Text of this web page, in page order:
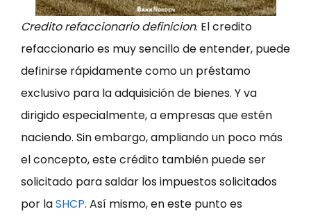
Credito refaccionario definicion. El credito
refaccionario es muy sencillo de entender, puede
definirse rápidamente como un préstamo
exclusivo para la adquisición de bienes. Y va
dirigido especialmente, a empresas que estén
naciendo. Sin embargo, ampliando un poco más
el concepto, este crédito también puede ser
solicitado para saldar los impuestos solicitados
por laSHCP. Así mismo, en este punto es